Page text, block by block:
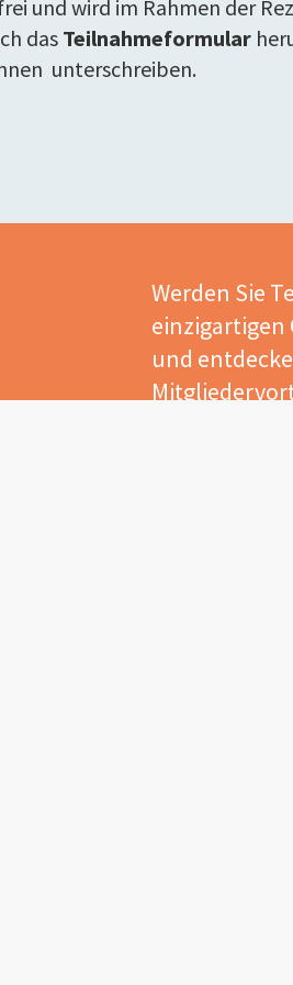
und wird im Rahmen der
dasTeilnahmeformular
unterschreiben.
Werden Sie
einzigartigen
und